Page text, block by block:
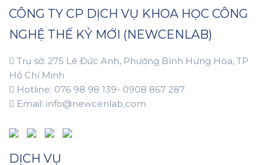
CÔNG TY CP DỊCH VỤ KHOA HỌC CÔNG
NGHỆ THẾ KỶ MỚI (NEWCENLAB)
Trụ sở: 275 Lê Đức Anh, Phường Bình Hưng Hòa, TP
Hồ Chí Minh
Hotline: 076 98 98 139- 0908 867 287
Email: info@newcenlab.com
DỊCH VỤ